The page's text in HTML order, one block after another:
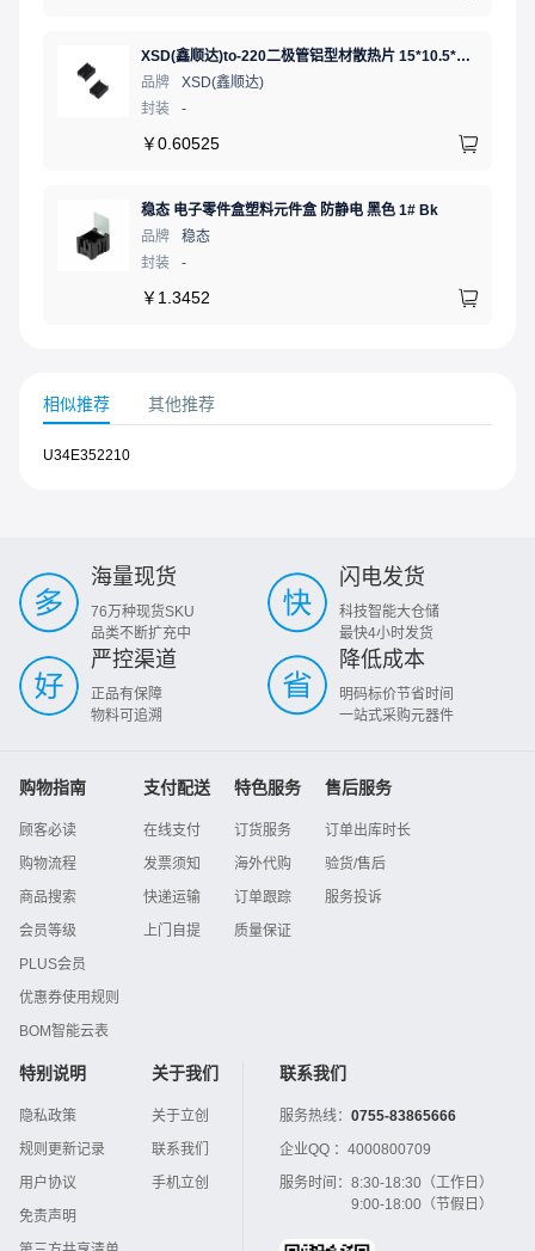
XSD(鑫顺达)to-220二极管铝型材散热片 15*10.5*21 黑色带针大功率电子散热器（可定制）
品牌
XSD(鑫顺达)
封装
-
￥0.60525
稳态 电子零件盒塑料元件盒 防静电 黑色 1# Bk
品牌
稳态
封装
-
￥ 1.3452
相似推荐 其他推荐
U34E352210
海量现货
76万种现货SKU
品类不断扩充中
闪电发货
科技智能大仓储
最快4小时发货
严控渠道
正品有保障
物料可追溯
降低成本
明码标价节省时间
一站式采购元器件
购物指南
顾客必读
购物流程
商品搜索
会员等级
PLUS会员
优惠券使用规则
BOM智能云表
支付配送
在线支付
发票须知
快递运输
上门自提
特色服务
订货服务
海外代购
订单跟踪
质量保证
售后服务
订单出库时长
验货/售后
服务投诉
特别说明
隐私政策
规则更新记录
用户协议
免责声明
关于我们
关于立创
联系我们
手机立创
联系我们
服务热线： 0755-83865666
企业QQ ： 4000800709
服务时间： 8:30-18:30（工作日）
9:00-18:00（节假日）